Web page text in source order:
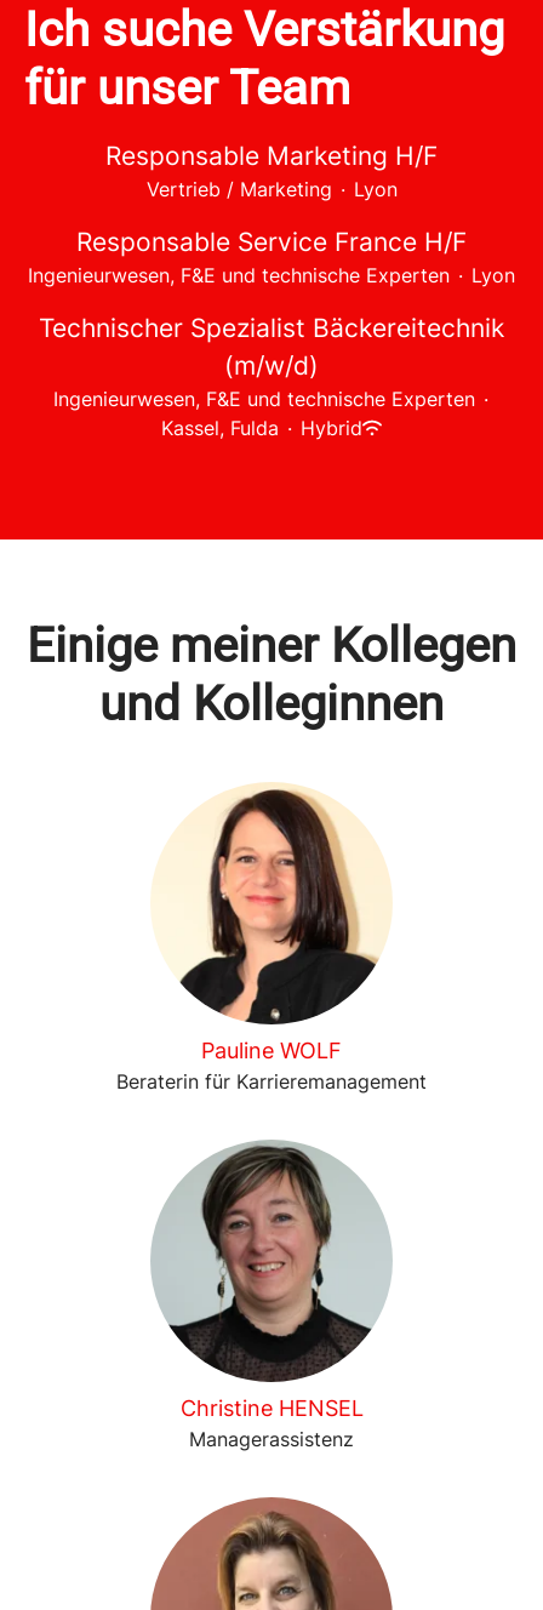
Ich suche Verstärkung
für unser Team
Responsable Marketing H/F
Vertrieb / Marketing · Lyon
Responsable Service France H/F
Ingenieurwesen, F&E und technische Experten · Lyon
Technischer Spezialist Bäckereitechnik
(m/w/d)
Ingenieurwesen, F&E und technische Experten ·
Kassel, Fulda · Hybrid
Einige meiner Kollegen
und Kolleginnen
Pauline WOLF
Beraterin für Karrieremanagement
Christine HENSEL
Managerassistenz